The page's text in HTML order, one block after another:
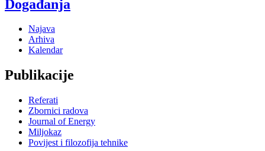
Događanja
Najava
Arhiva
Kalendar
Publikacije
Referati
Zbornici radova
Journal of Energy
Miljokaz
Povijest i filozofija tehnike